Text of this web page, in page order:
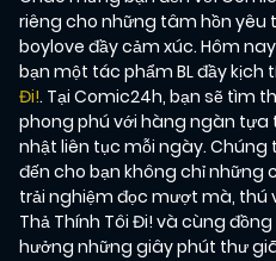
riêng cho những tâm hồn yêu
boylove đầy cảm xúc. Hôm
bạn một tác phẩm BL đầy kịch
Đi!. Tại Comic24h, bạn sẽ tìm
phong phú với hàng ngàn tựa
nhật liên tục mỗi ngày.
đến cho bạn không chỉ những
trải nghiệm đọc mượt mà, thú
Thả Thính Tôi Đi! và cùng
hưởng những giây phút thư